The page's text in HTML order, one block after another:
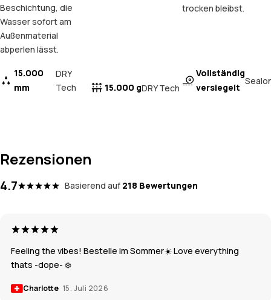
Beschichtung, die
Wasser sofort am
Außenmaterial
abperlen lässt.
15.000
mm
DRY
Tech
15.000 gDRY Tech
trocken bleibst.
Vollständig
versiegelt
Rezensionen
4.7 Basierend auf 218 Bewertungen
Feeling the vibes! Bestelle im Sommer☀️ Love everything
thats -dope- ❄️
Charlotte 15. Juli 2026